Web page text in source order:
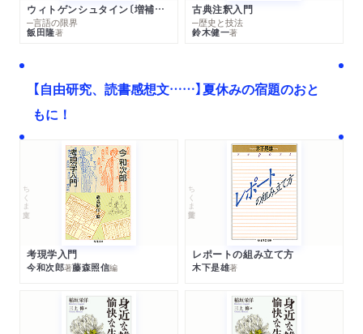
ウィトゲンシュタイン〔増補新版〕
─言語の限界
飯田隆著
古典注釈入門
─歴史と技法
鈴木健一著
【自由研究、読書感想文……】夏休みの宿題のおと
もに！
ちくま文庫
考現学入門
今和次郎著藤森照信編
ちくま学芸文庫
レポートの組み立て方
木下是雄著